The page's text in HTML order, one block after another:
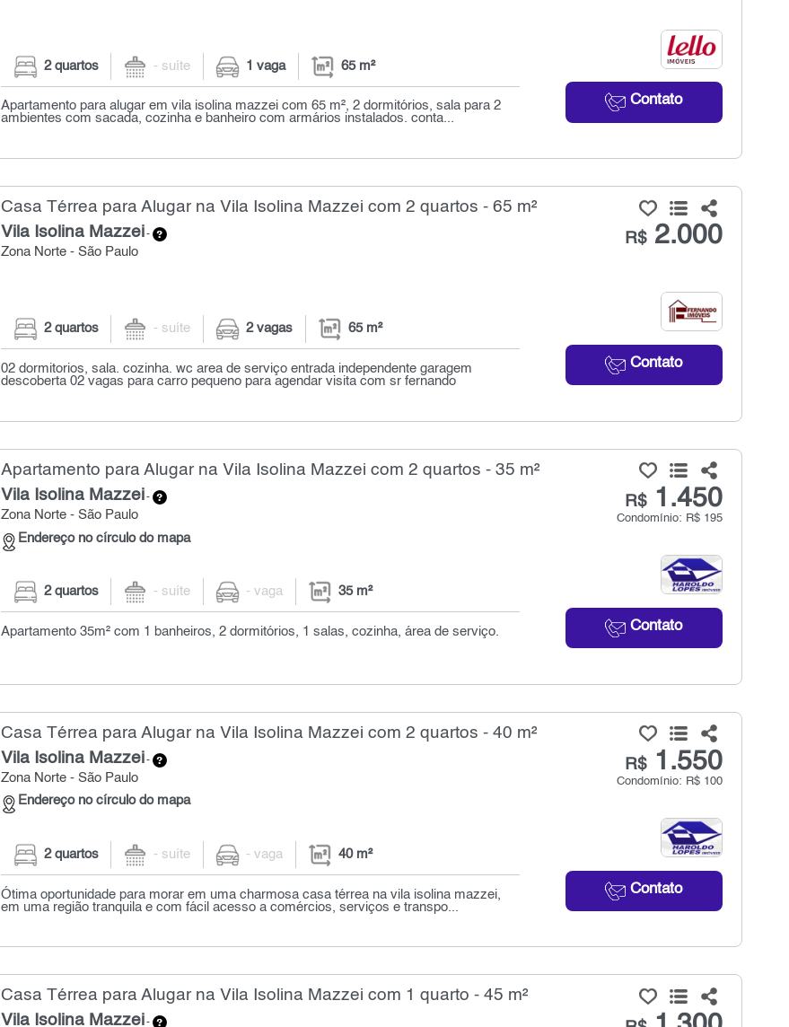
Contato
2 quartos - suíte 1 vaga 65 m²
Apartamento para alugar em vila isolina mazzei com 65 m², 2 dormitórios, sala para 2
ambientes com sacada, cozinha e banheiro com armários instalados. conta...
Casa Térrea para Alugar na Vila Isolina Mazzei com 2 quartos - 65 m²
Vila Isolina Mazzei-
Zona Norte - São Paulo
R$2.000
Contato
2 quartos - suíte 2 vagas 65 m²
02 dormitorios, sala. cozinha. wc area de serviço entrada independente garagem
descoberta 02 vagas para carro pequeno para agendar visita com sr fernando
Apartamento para Alugar na Vila Isolina Mazzei com 2 quartos - 35 m²
Vila Isolina Mazzei-
Zona Norte - São Paulo
Endereço no círculo do mapa
R$1.450
Condomínio: R$ 195
Contato
2 quartos - suíte - vaga 35 m²
Apartamento 35m² com 1 banheiros, 2 dormitórios, 1 salas, cozinha, área de serviço.
Casa Térrea para Alugar na Vila Isolina Mazzei com 2 quartos - 40 m²
Vila Isolina Mazzei-
Zona Norte - São Paulo
Endereço no círculo do mapa
R$1.550
Condomínio: R$ 100
Contato
2 quartos - suíte - vaga 40 m²
Ótima oportunidade para morar em uma charmosa casa térrea na vila isolina mazzei,
em uma região tranquila e com fácil acesso a comércios, serviços e transpo...
Casa Térrea para Alugar na Vila Isolina Mazzei com 1 quarto - 45 m²
Vila Isolina Mazzei-